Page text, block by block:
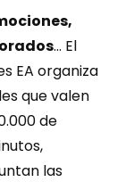
… El
EA organiza
que valen
de
las